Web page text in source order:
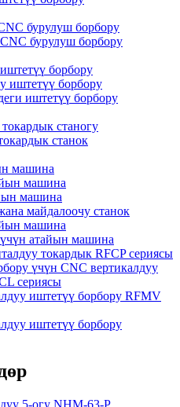
бурулуш борбору
бурулуш борбору
борбору
иштетүү борбору
иштетүү борбору
станогу
станок
машина
машина
машина
майдалоочу станок
машина
атайын машина
токардык RFCP сериясы
үчүн CNC вертикалдуу
сериясы
иштетүү борбору RFMV
иштетүү борбору